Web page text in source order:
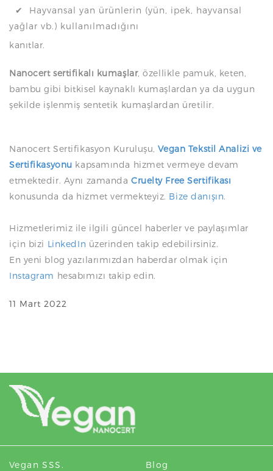
✔ Hayvansal yan ürünlerin (yün, ipek, hayvansal
yağlar vb.) kullanılmadığını
kanıtlar.
Nanocert sertifikalı kumaşlar, özellikle pamuk, keten,
bambu gibi bitkisel kaynaklı kumaşlardan ya da uygun
şekilde işlenmiş sentetik kumaşlardan üretilir.
Nanocert Sertifikasyon Kuruluşu,Vegan Tekstil Analizi ve
Sertifikasyonu kapsamında hizmet vermeye devam
etmektedir. Aynı zamanda Cruelty Free Sertifikası
konusunda da hizmet vermekteyiz. Bize danışın.
Hizmetlerimiz ile ilgili güncel haberler ve paylaşımlar
için bizi LinkedIn üzerinden takip edebilirsiniz.
En yeni blog yazılarımızdan haberdar olmak için
Instagram hesabımızı takip edin.
11 Mart 2022
Vegan SSS.
Blog